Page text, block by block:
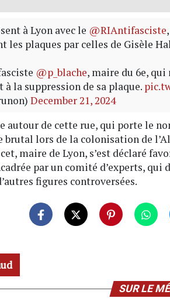
à Lyon avec le @RIAntifasciste
les plaques par celles de Gisèle
@p_blache, maire du 6e, qui
à la suppression de sa plaque.
December 21, 2024
autour de cette rue, qui porte le
brutal lors de la colonisation de
maire de Lyon, s’est déclaré
par un comité d’experts,
figures controversées.
SUR LE